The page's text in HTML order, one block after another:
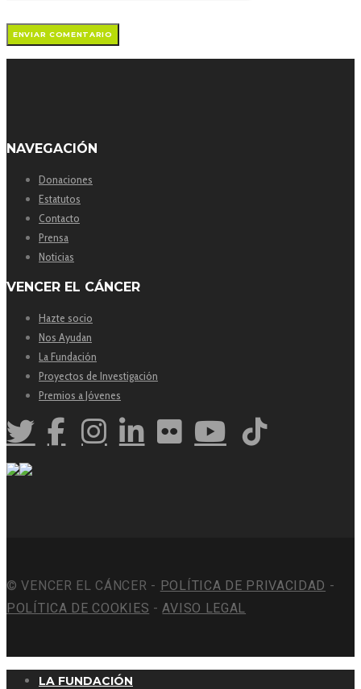
NAVEGACIÓN
Donaciones
Estatutos
Contacto
Prensa
Noticias
VENCER EL CÁNCER
Hazte socio
Nos Ayudan
La Fundación
Proyectos de Investigación
Premios a Jóvenes
© VENCER EL CÁNCER - POLÍTICA DE PRIVACIDAD -
POLÍTICA DE COOKIES -AVISO LEGAL
LA FUNDACIÓN